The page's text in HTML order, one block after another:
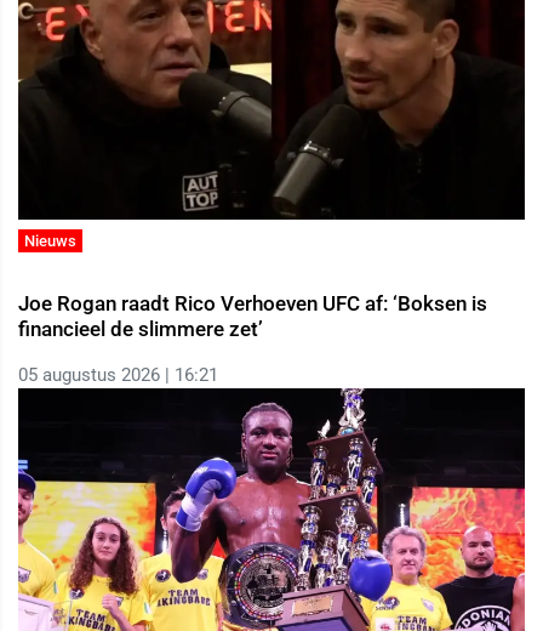
Nieuws
Joe Rogan raadt Rico Verhoeven UFC af: ‘Boksen is
financieel de slimmere zet’
05 augustus 2026 | 16:21